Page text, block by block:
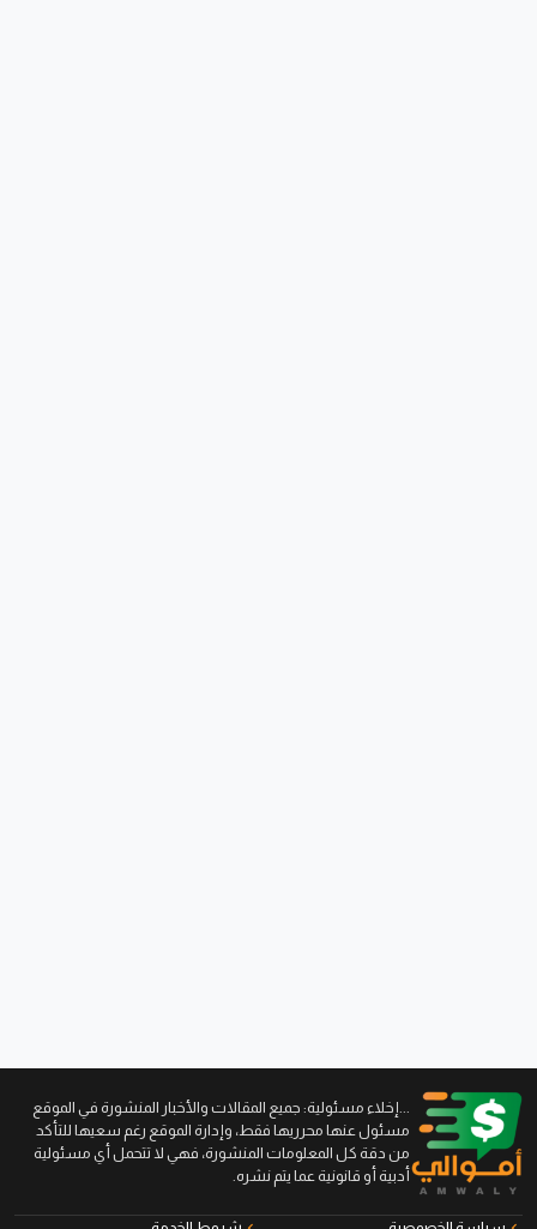
...إخلاء مسئولية: جميع المقالات والأخبار المنشورة في الموقع
مسئول عنها محرريها فقط، وإدارة الموقع رغم سعيها للتأكد
من دقة كل المعلومات المنشورة، فهي لا تتحمل أي مسئولية
أدبية أو قانونية عما يتم نشره.